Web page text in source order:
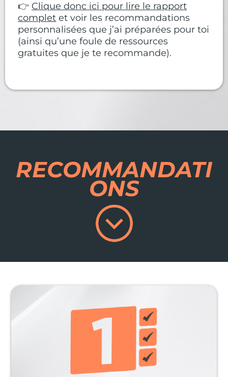
👉 Clique donc ici pour lire le rapport
complet et voir les recommandations
personnalisées que j’ai préparées pour toi
(ainsi qu’une foule de ressources
gratuites que je te recommande).
RECOMMANDATI
ONS